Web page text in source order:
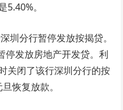
。
圳分行暂停发放按揭贷。
停发放房地产开发贷。利
关闭了该行深圳分行的按
恢复放款。